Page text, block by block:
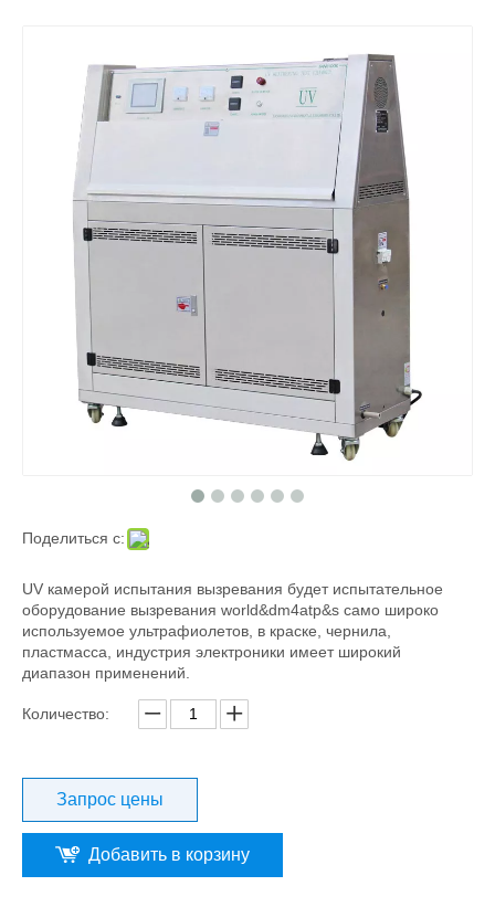
Поделиться с:
UV камерой испытания вызревания будет испытательное
оборудование вызревания world&dm4atp&s само широко
используемое ультрафиолетов, в краске, чернила,
пластмасса, индустрия электроники имеет широкий
диапазон применений.
Количество:
Запрос цены
Добавить в корзину